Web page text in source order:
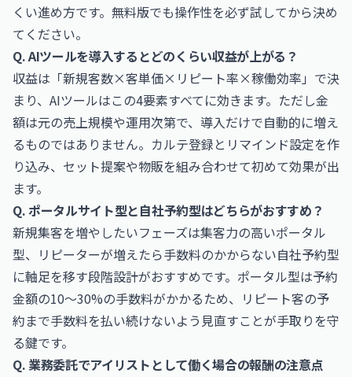
くい進め方です。無料版でも操作性を必ず試してから決め
てください。
Q. AIツールを導入するとどのくらい収益が上がる？
収益は「新規客数×客単価×リピート率×稼働効率」で決
まり、AIツールはこの4要素すべてに効きます。ただし金
額は元の売上規模や運用次第で、導入だけで自動的に増え
るものではありません。カルテ登録とリマインド設定を作
り込み、セット提案や物販を組み合わせて初めて効果が出
ます。
Q. ポータルサイト型と自社予約型はどちらがおすすめ？
新規集客を増やしたいフェーズは集客力の高いポータル
型、リピーターが増えたら手数料のかからない自社予約型
に軸足を移す段階設計がおすすめです。ポータル型は予約
金額の10〜30%の手数料がかかるため、リピート客の予
約まで手数料を払い続けないよう見直すことが手取りを守
る鍵です。
Q. 業務委託でアイリストとして働く場合の報酬の注意点